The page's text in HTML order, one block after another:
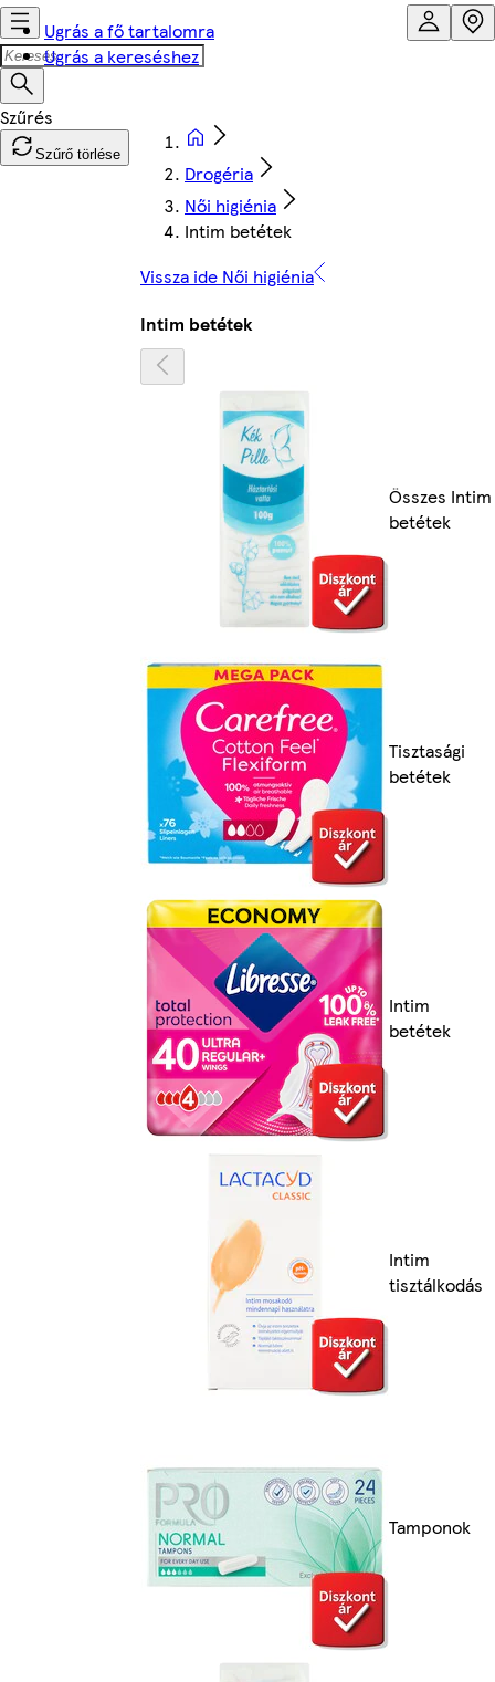
Ugrás a fő tartalomra
Ugrás a kereséshez
Szűrő törlése
Drogéria
Női higiénia
Intim betétek
Vissza ide Női higiénia
Intim betétek
Összes Intim
betétek
Tisztasági
betétek
Intim
betétek
Intim
tisztálkodás
Tamponok